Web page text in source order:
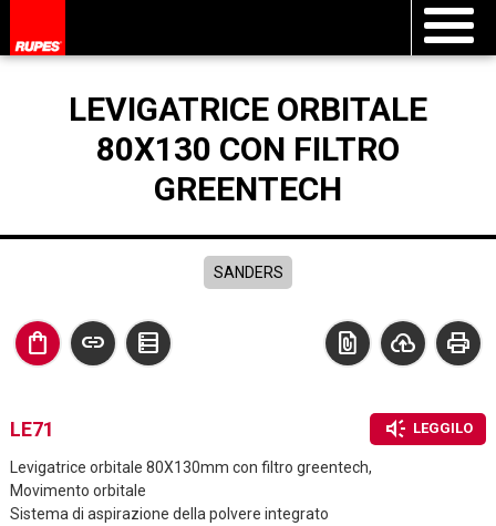
LEVIGATRICE ORBITALE
80X130 CON FILTRO
GREENTECH
SANDERS
shopping_bag link data_table print
cloud_upload
file_present
brand_awareness LEGGILO
LE71
Levigatrice orbitale 80X130mm con filtro greentech,
Movimento orbitale
Sistema di aspirazione della polvere integrato